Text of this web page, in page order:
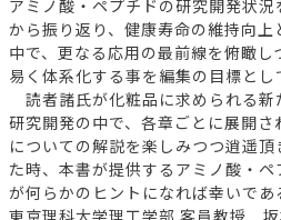
アミノ酸・ペプチドの研究開発状
から振り返り、健康寿命の維持向
中で、更なる応用の最前線を俯瞰し
易く体系化する事を編集の目標とし
読者諸氏が化粧品に求められる新
研究開発の中で、各章ごとに展開
についての解説を楽しみつつ逍遥
た時、本書が提供するアミノ酸・
が何らかのヒントになれば幸いであ
東京理科大学理工学部 客員教授